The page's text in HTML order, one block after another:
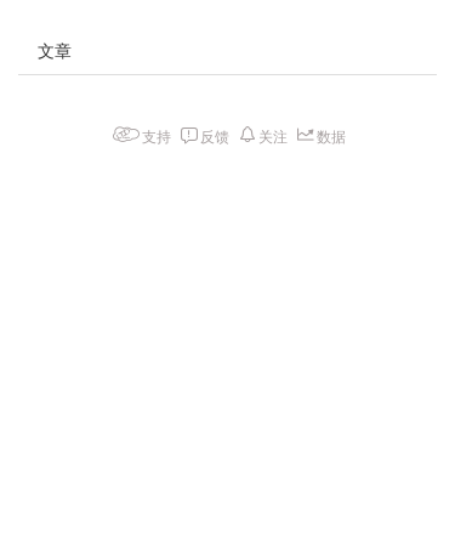
文章
支持 反馈 关注 数据